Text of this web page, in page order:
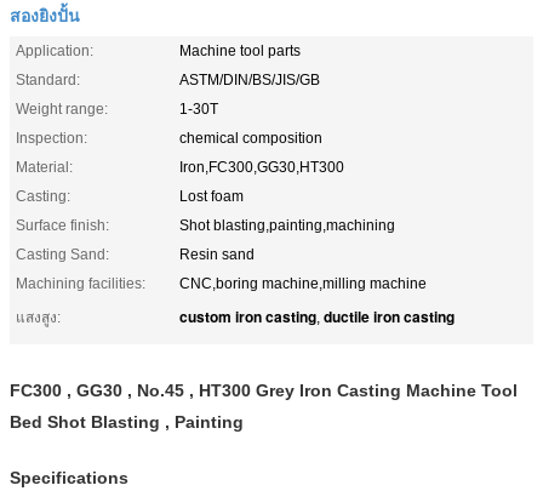
สองยิงปั้น
Application:
Machine tool parts
Standard:
ASTM/DIN/BS/JIS/GB
Weight range:
1-30T
Inspection:
chemical composition
Material:
Iron,FC300,GG30,HT300
Casting:
Lost foam
Surface finish:
Shot blasting,painting,machining
Casting Sand:
Resin sand
Machining facilities:
CNC,boring machine,milling machine
แสงสูง:
custom iron casting, ductile iron casting
FC300 , GG30 , No.45 , HT300 Grey Iron Casting Machine Tool
Bed Shot Blasting , Painting
Specifications